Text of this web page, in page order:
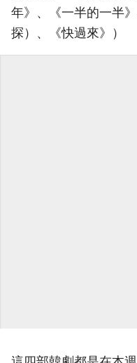
年》、《一半的一半
探）、《快過來》）